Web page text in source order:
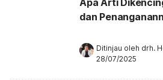
Apa Arti
dan
Ditinjau oleh drh.
28/07/2025